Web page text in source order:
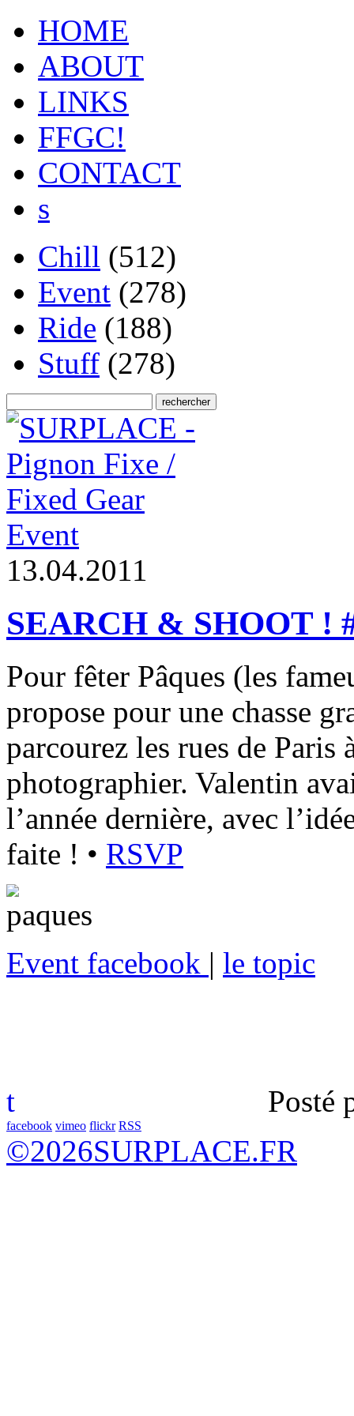
HOME
ABOUT
LINKS
FFGC!
CONTACT
s
Chill (512)
Event (278)
Ride (188)
Stuff (278)
Event
13.04.2011
SEARCH & SHOOT !
Pour fêter Pâques (les
propose pour une chasse
parcourez les rues de Paris
photographier. Valentin
l’année dernière, avec
faite ! • RSVP
Event facebook | le topic
t Posté
facebook vimeo flickr RSS
©2026SURPLACE.FR